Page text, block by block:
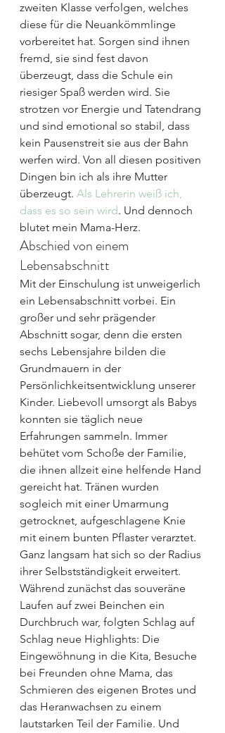
zweiten Klasse verfolgen, welches
diese für die Neuankömmlinge
vorbereitet hat. Sorgen sind ihnen
fremd, sie sind fest davon
überzeugt, dass die Schule ein
riesiger Spaß werden wird. Sie
strotzen vor Energie und Tatendrang
und sind emotional so stabil, dass
kein Pausenstreit sie aus der Bahn
werfen wird. Von all diesen positiven
Dingen bin ich als ihre Mutter
überzeugt. Als Lehrerin weiß ich,
dass es so sein wird. Und dennoch
blutet mein Mama-Herz.
Abschied von einem
Lebensabschnitt
Mit der Einschulung ist unweigerlich
ein Lebensabschnitt vorbei. Ein
großer und sehr prägender
Abschnitt sogar, denn die ersten
sechs Lebensjahre bilden die
Grundmauern in der
Persönlichkeitsentwicklung unserer
Kinder. Liebevoll umsorgt als Babys
konnten sie täglich neue
Erfahrungen sammeln. Immer
behütet vom Schoße der Familie,
die ihnen allzeit eine helfende Hand
gereicht hat. Tränen wurden
sogleich mit einer Umarmung
getrocknet, aufgeschlagene Knie
mit einem bunten Pflaster verarztet.
Ganz langsam hat sich so der Radius
ihrer Selbstständigkeit erweitert.
Während zunächst das souveräne
Laufen auf zwei Beinchen ein
Durchbruch war, folgten Schlag auf
Schlag neue Highlights: Die
Eingewöhnung in die Kita, Besuche
bei Freunden ohne Mama, das
Schmieren des eigenen Brotes und
das Heranwachsen zu einem
lautstarken Teil der Familie. Und